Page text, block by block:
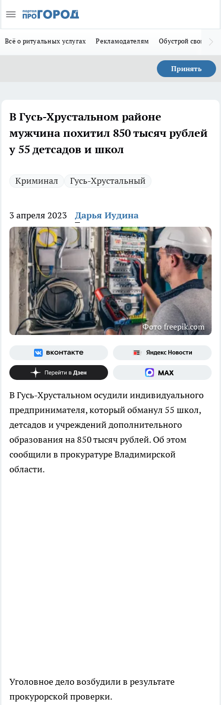
Всё о ритуальных услугах Рекламодателям Обустрой свой дом
Принять
В Гусь-Хрустальном районе
мужчина похитил 850 тысяч рублей
у 55 детсадов и школ
Криминал Гусь-Хрустальный
3 апреля 2023 Дарья Иудина
Фото freepik.com
В Гусь-Хрустальном осудили индивидуального
предпринимателя, который обманул 55 школ,
детсадов и учреждений дополнительного
образования на 850 тысяч рублей. Об этом
сообщили в прокуратуре Владимирской
области.
Уголовное дело возбудили в результате
прокурорской проверки.